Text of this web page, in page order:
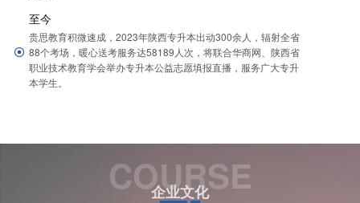
至今
贵思教育积微速成，2023年陕西专升本出动300余人，辐射全省
88个考场，暖心送考服务达58189人次，将联合华商网、陕西省
职业技术教育学会举办专升本公益志愿填报直播，服务广大专升
本学生。
COURSE
企业文化